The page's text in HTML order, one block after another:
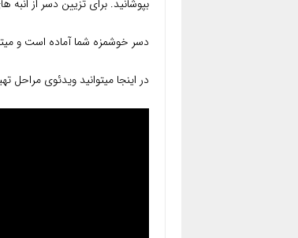
بپوشانید. برای تزیین دسر از
دسر خوشمزه شما آماده است و
در اینجا میتوانید ویدئوی مراحل